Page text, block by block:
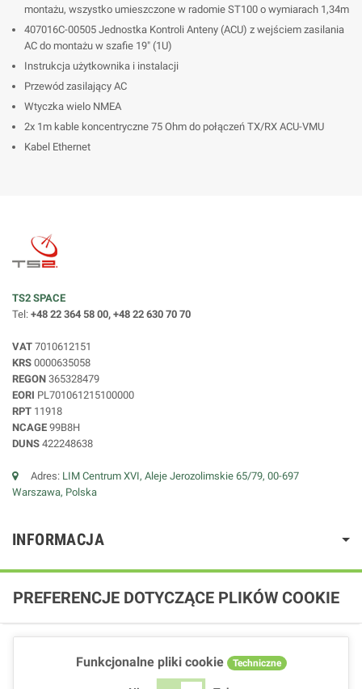
montażu, wszystko umieszczone w radomie ST100 o wymiarach 1,34m
407016C-00505 Jednostka Kontroli Anteny (ACU) z wejściem zasilania
AC do montażu w szafie 19" (1U)
Instrukcja użytkownika i instalacji
Przewód zasilający AC
Wtyczka wielo NMEA
2x 1m kable koncentryczne 75 Ohm do połączeń TX/RX ACU-VMU
Kabel Ethernet
TS2 SPACE
Tel: +48 22 364 58 00, +48 22 630 70 70
VAT 7010612151
KRS 0000635058
REGON 365328479
EORI PL701061215100000
RPT 11918
NCAGE 99B8H
DUNS 422248638
Adres: LIM Centrum XVI, Aleje Jerozolimskie 65/79, 00-697
Warszawa, Polska
INFORMACJA
PREFERENCJE DOTYCZĄCE PLIKÓW COOKIE
Funkcjonalne pliki cookie Techniczne